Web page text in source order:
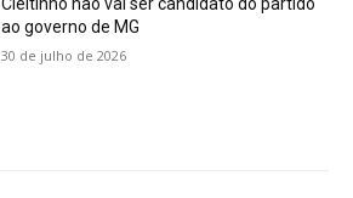
ao governo de MG
30 de julho de 2026